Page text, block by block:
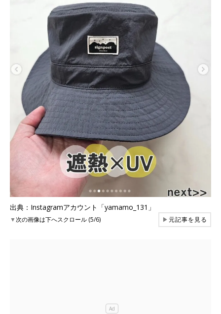
出典：Instagramアカウント「yamamo_131」
▼次の画像は下へスクロール (5/6) ▶元記事を見る